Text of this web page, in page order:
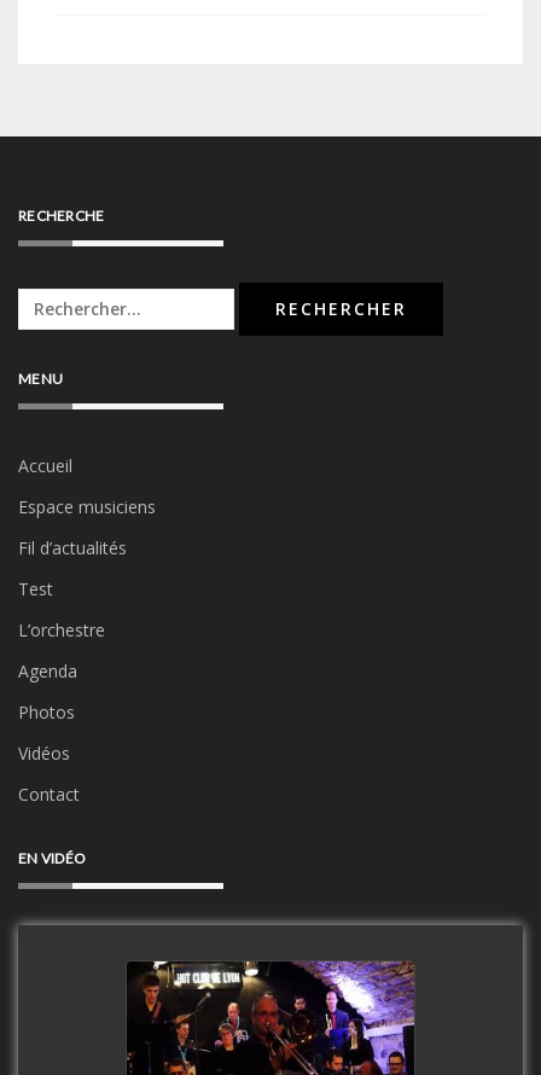
RECHERCHE
Rechercher :
MENU
Accueil
Espace musiciens
Fil d’actualités
Test
L’orchestre
Agenda
Photos
Vidéos
Contact
EN VIDÉO
Clip Only Big Band 2019
watch video